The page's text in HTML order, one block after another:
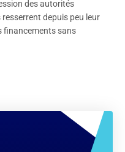
des autorités
depuis peu leur
financements sans